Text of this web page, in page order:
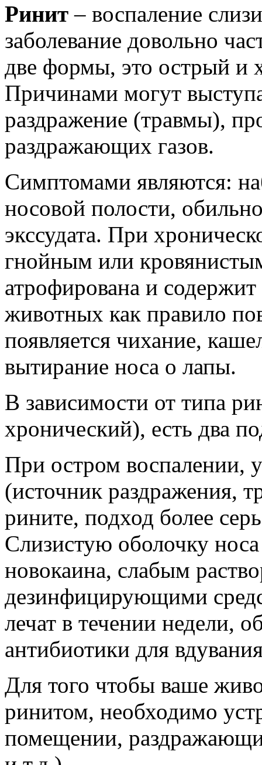
Ринит – воспаление
заболевание довольно
две формы, это острый и
Причинами могут
раздражение (травмы),
раздражающих газов.
Симптомами являются:
носовой полости,
экссудата. При
гнойным или
атрофирована и
животных как правило
появляется чихание,
вытирание носа о лапы.
В зависимости от типа
хронический), есть два
При остром воспалении,
(источник раздражения,
рините, подход более
Слизистую оболочку
новокаина, слабым
дезинфицирующими
лечат в течении недели,
антибиотики для
Для того чтобы ваше
ринитом, необходимо
помещении,